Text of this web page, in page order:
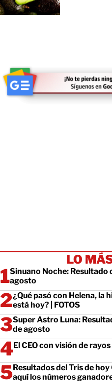
LO
Sinuano Noche: Resultado
agosto
¿Qué pasó con Helena, la
está hoy? | FOTOS
Super Astro Luna:
de agosto
El CEO con visión de
Resultados del Tris de
aquí los números